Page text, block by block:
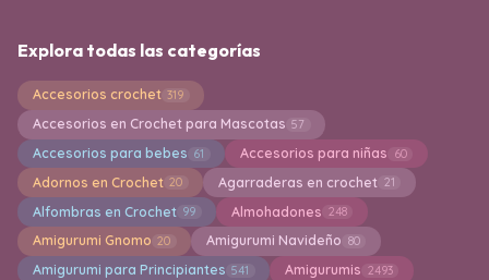
Explora todas las categorías
Accesorios crochet 319
Accesorios en Crochet para Mascotas 57
Accesorios para bebes 61 Accesorios para niñas 60
Adornos en Crochet 20 Agarraderas en crochet 21
Alfombras en Crochet 99 Almohadones 248
Amigurumi Gnomo 20 Amigurumi Navideño 80
Amigurumi para Principiantes 541 Amigurumis 2493